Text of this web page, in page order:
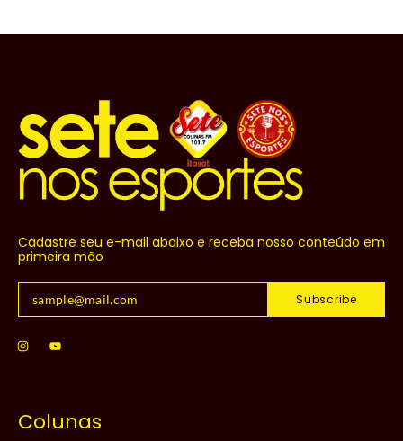
Cadastre seu e-mail abaixo e receba nosso conteúdo em
primeira mão
Subscribe
Colunas